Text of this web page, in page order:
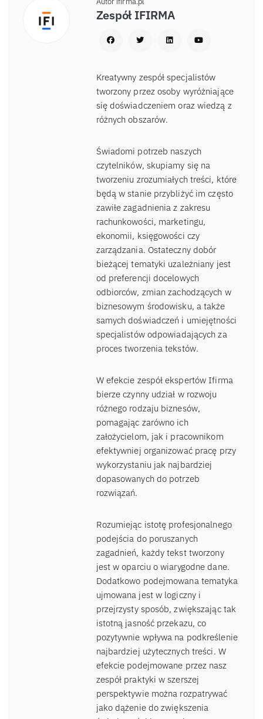
Zespół IFIRMA
Kreatywny zespół specjalistów
tworzony przez osoby wyróżniające
się doświadczeniem oraz wiedzą z
różnych obszarów.
Świadomi potrzeb naszych
czytelników, skupiamy się na
tworzeniu zrozumiałych treści, które
będą w stanie przybliżyć im często
zawiłe zagadnienia z zakresu
rachunkowości, marketingu,
ekonomii, księgowości czy
zarządzania. Ostateczny dobór
bieżącej tematyki uzależniany jest
od preferencji docelowych
odbiorców, zmian zachodzących w
biznesowym środowisku, a także
samych doświadczeń i umiejętności
specjalistów odpowiadających za
proces tworzenia tekstów.
W efekcie zespół ekspertów Ifirma
bierze czynny udział w rozwoju
różnego rodzaju biznesów,
pomagając zarówno ich
założycielom, jak i pracownikom
efektywniej organizować pracę przy
wykorzystaniu jak najbardziej
dopasowanych do potrzeb
rozwiązań.
Rozumiejąc istotę profesjonalnego
podejścia do poruszanych
zagadnień, każdy tekst tworzony
jest w oparciu o wiarygodne dane.
Dodatkowo podejmowana tematyka
ujmowana jest w logiczny i
przejrzysty sposób, zwiększając tak
istotną jasność przekazu, co
pozytywnie wpływa na podkreślenie
najbardziej użytecznych treści. W
efekcie podejmowane przez nasz
zespół praktyki w szerszej
perspektywie można rozpatrywać
jako dążenie do zwiększenia